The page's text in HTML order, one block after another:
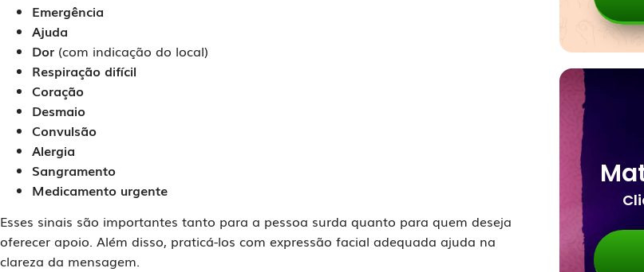
Emergência
Ajuda
Dor (com indicação do local)
Respiração difícil
Coração
Desmaio
Convulsão
Alergia
Sangramento
Medicamento urgente
Esses sinais são importantes tanto para a pessoa surda quanto para quem deseja
oferecer apoio. Além disso, praticá-los com expressão facial adequada ajuda na
clareza da mensagem.